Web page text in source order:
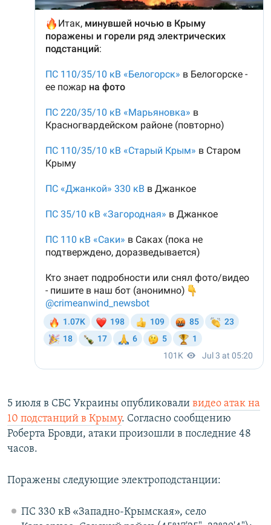
5 июля в СБС Украины опубликовали видео атак на
10 подстанций в Крыму. Согласно сообщению
Роберта Бровди, атаки произошли в последние 48
часов.
Поражены следующие электроподстанции:
ПС 330 кВ «Западно-Крымская», село